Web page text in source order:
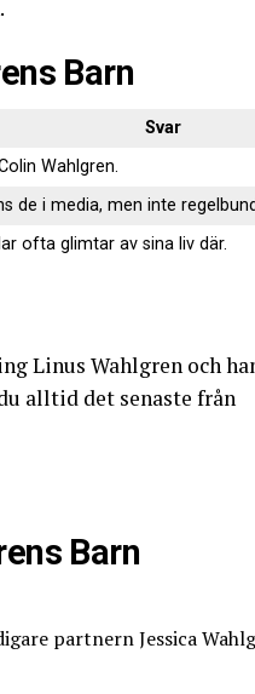
Barn
Svar
Wahlgren.
de i media, men inte
ofta glimtar av sina liv där.
Linus Wahlgren och
alltid det senaste från
Barn
partnern Jessica